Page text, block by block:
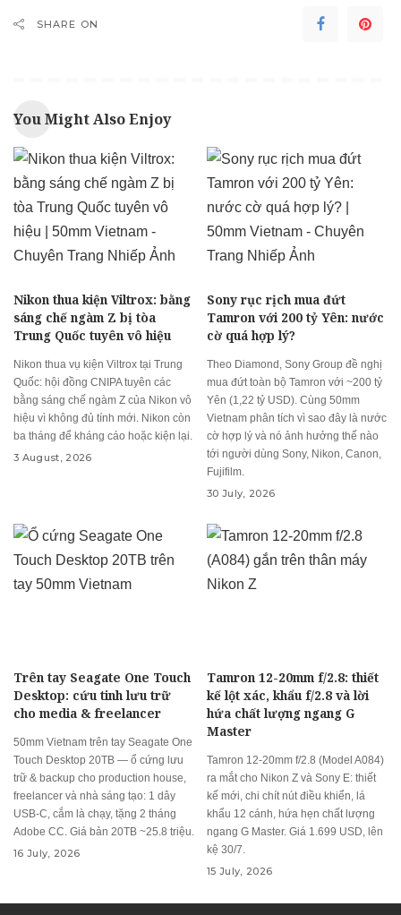
SHARE ON
You Might Also Enjoy
Nikon thua kiện Viltrox: bằng
sáng chế ngàm Z bị tòa
Trung Quốc tuyên vô hiệu
Nikon thua vụ kiện Viltrox tại Trung
Quốc: hội đồng CNIPA tuyên các
bằng sáng chế ngàm Z của Nikon vô
hiệu vì không đủ tính mới. Nikon còn
ba tháng để kháng cáo hoặc kiện lại.
3 August, 2026
Sony rục rịch mua đứt
Tamron với 200 tỷ Yên: nước
cờ quá hợp lý?
Theo Diamond, Sony Group đề nghị
mua đứt toàn bộ Tamron với ~200 tỷ
Yên (1,22 tỷ USD). Cùng 50mm
Vietnam phân tích vì sao đây là nước
cờ hợp lý và nó ảnh hưởng thế nào
tới người dùng Sony, Nikon, Canon,
Fujifilm.
30 July, 2026
Trên tay Seagate One Touch
Desktop: cứu tinh lưu trữ
cho media & freelancer
50mm Vietnam trên tay Seagate One
Touch Desktop 20TB — ổ cứng lưu
trữ & backup cho production house,
freelancer và nhà sáng tạo: 1 dây
USB-C, cắm là chạy, tặng 2 tháng
Adobe CC. Giá bản 20TB ~25.8 triệu.
16 July, 2026
Tamron 12-20mm f/2.8: thiết
kế lột xác, khẩu f/2.8 và lời
hứa chất lượng ngang G
Master
Tamron 12-20mm f/2.8 (Model A084)
ra mắt cho Nikon Z và Sony E: thiết
kế mới, chi chít nút điều khiển, lá
khẩu 12 cánh, hứa hẹn chất lượng
ngang G Master. Giá 1.699 USD, lên
kệ 30/7.
15 July, 2026